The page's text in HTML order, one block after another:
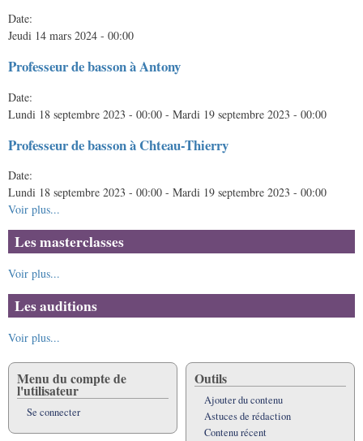
Date:
Jeudi 14 mars 2024 - 00:00
Professeur de basson à Antony
Date:
Lundi 18 septembre 2023 - 00:00 - Mardi 19 septembre 2023 - 00:00
Professeur de basson à Chteau-Thierry
Date:
Lundi 18 septembre 2023 - 00:00 - Mardi 19 septembre 2023 - 00:00
Voir plus...
Les masterclasses
Voir plus...
Les auditions
Voir plus...
Menu du compte de
l'utilisateur
Se connecter
Outils
Ajouter du contenu
Astuces de rédaction
Contenu récent